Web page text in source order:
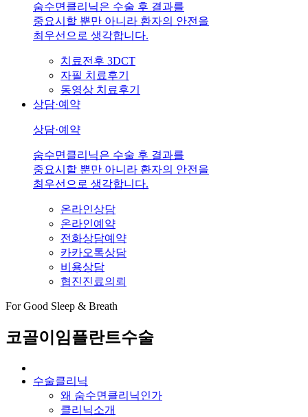
숨수면클리닉은 수술 후 결과를
중요시할 뿐만 아니라 환자의 안전을
최우선으로 생각합니다.
치료전후 3DCT
자필 치료후기
동영상 치료후기
상담·예약
상담·예약
숨수면클리닉은 수술 후 결과를
중요시할 뿐만 아니라 환자의 안전을
최우선으로 생각합니다.
온라인상담
온라인예약
전화상담예약
카카오톡상담
비용상담
협진진료의뢰
For Good Sleep & Breath
코골이임플란트수술
수술클리닉
왜 숨수면클리닉인가
클리닉소개